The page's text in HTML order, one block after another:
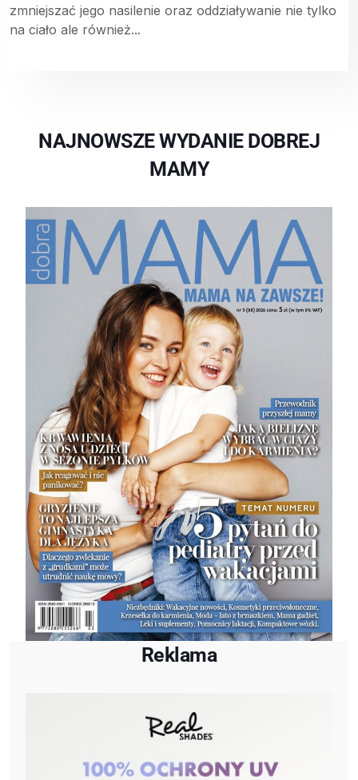
zmniejszać jego nasilenie oraz oddziaływanie nie tylko
na ciało ale również...
NAJNOWSZE WYDANIE DOBREJ
MAMY
Reklama